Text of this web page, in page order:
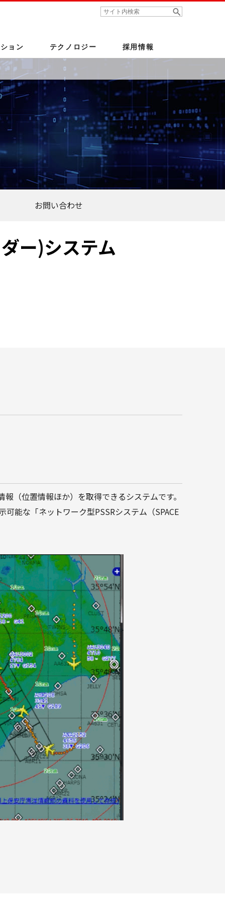
検索キーワード入力
役員・組織
コーポレート・ガバナンス
とコンプライアンスの持続的強化
FA・産業メカトロニクス
ョン
セキュリティー
テクノロジー 採用情報
お問い合わせ
ー)システム
（位置情報ほか）を取得できるシステムです。
能な「ネットワーク型PSSRシステム（SPACE